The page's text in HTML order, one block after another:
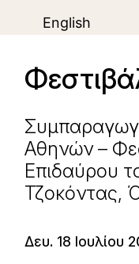
English
Αθηνών –
Επιδαύρου
Τζοκόντας,
Δευ. 18 Ιουλίου